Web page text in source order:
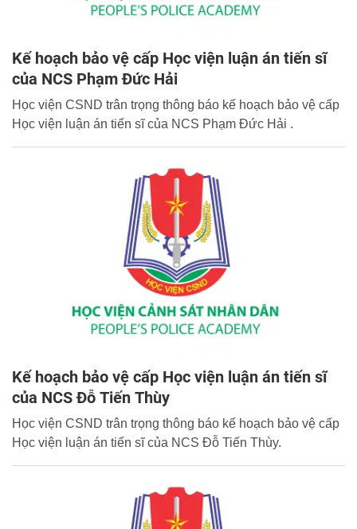
Kế hoạch bảo vệ cấp Học viện luận án tiến sĩ
của NCS Phạm Đức Hải
Học viện CSND trân trọng thông báo kế hoạch bảo vệ cấp
Học viện luận án tiến sĩ của NCS Phạm Đức Hải .
Kế hoạch bảo vệ cấp Học viện luận án tiến sĩ
của NCS Đỗ Tiến Thùy
Học viện CSND trân trọng thông báo kế hoạch bảo vệ cấp
Học viện luận án tiến sĩ của NCS Đỗ Tiến Thùy.